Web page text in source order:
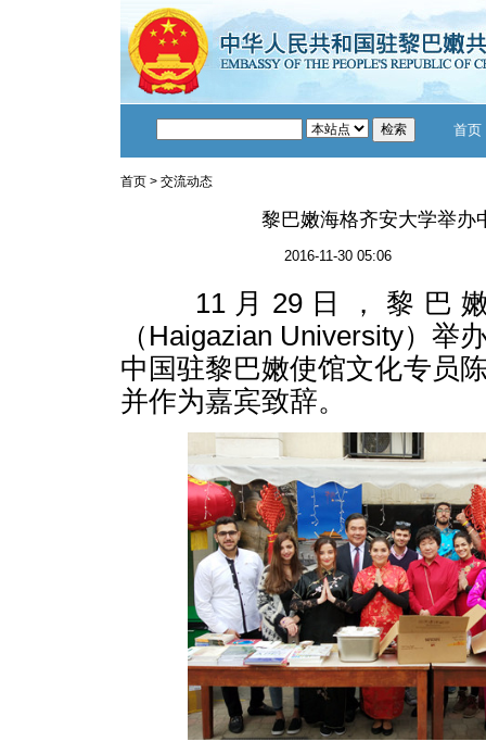
首页
首页 > 交流动态
黎巴嫩海格齐安大学举办
2016-11-30 05:06
11月29日，黎巴嫩
（Haigazian University）举
中国驻黎巴嫩使馆文化专员
并作为嘉宾致辞。